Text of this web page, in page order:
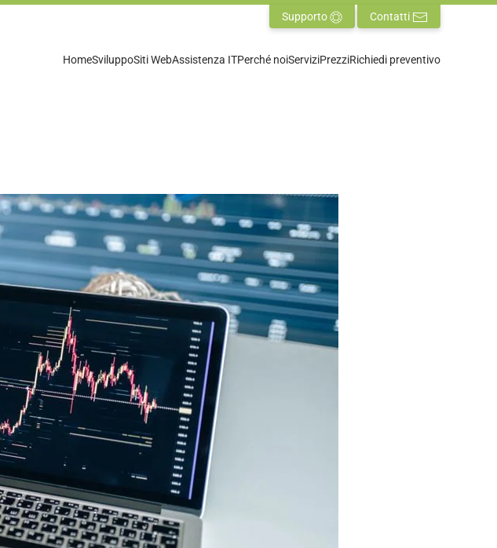
Supporto Contatti
HomeSviluppoSiti WebAssistenza ITPerché noiServiziPrezziRichiedi preventivo